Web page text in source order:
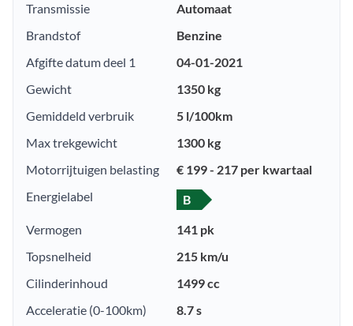
Transmissie
Automaat
Brandstof
Benzine
Afgifte datum deel 1
04-01-2021
Gewicht
1350 kg
Gemiddeld verbruik
5 l/100km
Max trekgewicht
1300 kg
Motorrijtuigen belasting
€ 199 - 217 per kwartaal
Energielabel
B
Vermogen
141 pk
Topsnelheid
215 km/u
Cilinderinhoud
1499 cc
Acceleratie (0-100km)
8.7 s